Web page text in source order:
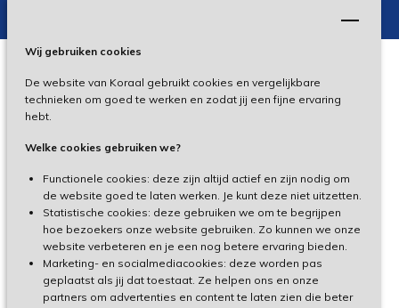
Wij gebruiken cookies
De website van Koraal gebruikt cookies en vergelijkbare
technieken om goed te werken en zodat jij een fijne ervaring
hebt.
Welke cookies gebruiken we?
Functionele cookies: deze zijn altijd actief en zijn nodig om
de website goed te laten werken. Je kunt deze niet uitzetten.
Statistische cookies: deze gebruiken we om te begrijpen
hoe bezoekers onze website gebruiken. Zo kunnen we onze
website verbeteren en je een nog betere ervaring bieden.
Marketing- en socialmediacookies: deze worden pas
geplaatst als jij dat toestaat. Ze helpen ons en onze
partners om advertenties en content te laten zien die beter
Privacy
Toegankelijkheid
Cliëntenportaal
Medewerkersportaal
TeamViewer